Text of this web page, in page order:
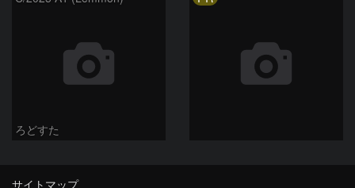
ろどすた
サイトマップ